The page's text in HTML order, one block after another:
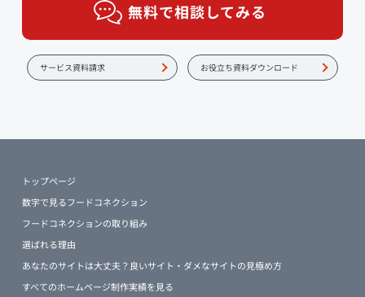
無料で相談してみる
サービス資料請求 お役立ち資料ダウンロード
トップページ
数字で見るフードコネクション
フードコネクションの取り組み
選ばれる理由
あなたのサイトは大丈夫？良いサイト・ダメなサイトの見極め方
すべてのホームページ制作実績を見る